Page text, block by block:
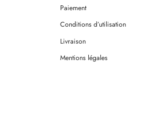
Paiement
Conditions d’utilisation
Livraison
Mentions légales